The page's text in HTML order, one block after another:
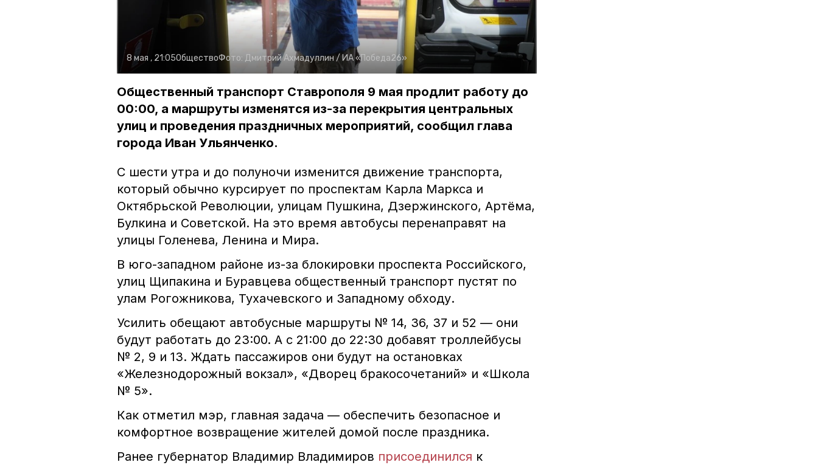
8 мая , 21:05ОбществоФото: Дмитрий Ахмадуллин / ИА «Победа26»
Общественный транспорт Ставрополя 9 мая продлит работу до
00:00, а маршруты изменятся из-за перекрытия центральных
улиц и проведения праздничных мероприятий, сообщил глава
города Иван Ульянченко.
С шести утра и до полуночи изменится движение транспорта,
который обычно курсирует по проспектам Карла Маркса и
Октябрьской Революции, улицам Пушкина, Дзержинского, Артёма,
Булкина и Советской. На это время автобусы перенаправят на
улицы Голенева, Ленина и Мира.
В юго-западном районе из-за блокировки проспекта Российского,
улиц Щипакина и Буравцева общественный транспорт пустят по
улам Рогожникова, Тухачевского и Западному обходу.
Усилить обещают автобусные маршруты № 14, 36, 37 и 52 — они
будут работать до 23:00. А с 21:00 до 22:30 добавят троллейбусы
№ 2, 9 и 13. Ждать пассажиров они будут на остановках
«Железнодорожный вокзал», «Дворец бракосочетаний» и «Школа
№ 5».
Как отметил мэр, главная задача — обеспечить безопасное и
комфортное возвращение жителей домой после праздника.
Ранее губернатор Владимир Владимиров присоединился к